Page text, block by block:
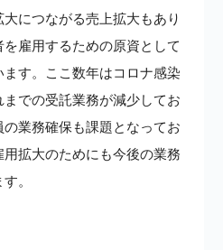
につながる売上拡大もあり
雇用するための原資として
す。ここ数年はコロナ感染
での受託業務が減少してお
業務確保も課題となってお
拡大のためにも今後の業務
。